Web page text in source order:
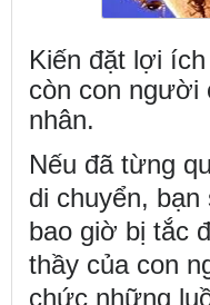
Kiến đặt lợi
còn con người
nhân.
Nếu đã từng
di chuyển, bạn
bao giờ bị tắc
thầy của con
chức những